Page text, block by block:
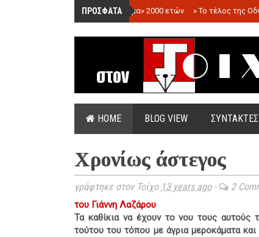
ΠΡΟΣΦΑΤΑ
»«Ολόγραμμα» 2000 ετών »Το τέλος της
HOME BLOG VIEW ΣΥΝΤΑΚΤΕΣ
Χρονίως άστεγος
γράφτηκε στον Τοίχο 13 years ago- 2
του Γιάννη Λαζάρου
Τα καθίκια να έχουν το νου τους αυτούς
τούτου του τόπου με άγρια μεροκάματα